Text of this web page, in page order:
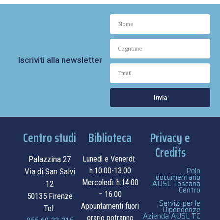
Iscriviti alla newsletter
Invia
Centro studi
Palazzina 27
Via di San Salvi
12
50135 Firenze
Tel.
Biblioteca
Lunedì e Venerdì:
h.10.00-13.00
Mercoledì: h.14.00
– 16.00
Appuntamenti fuori
orario potranno
Privacy e
Credits
Polo
documentario
AUSL Toscana
Centro
Servizi per le
Dipendenze
Azienda AUSL TC